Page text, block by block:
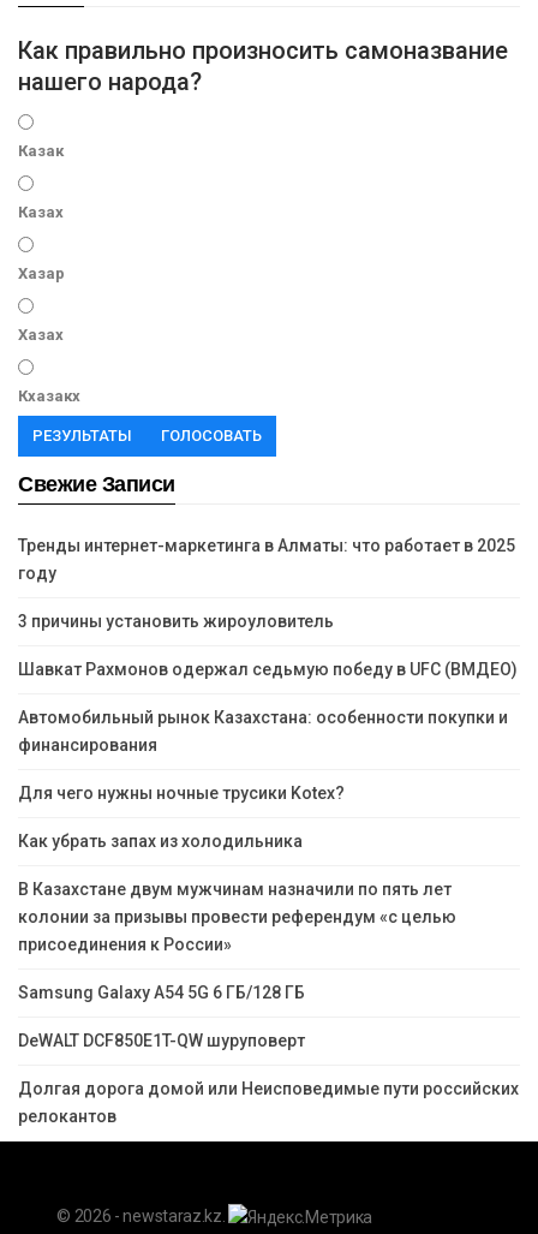
Как правильно произносить самоназвание
нашего народа?
Казак
Казах
Хазар
Хазах
Кхазакх
РЕЗУЛЬТАТЫ ГОЛОСОВАТЬ
Свежие Записи
Тренды интернет-маркетинга в Алматы: что работает в 2025
году
3 причины установить жироуловитель
Шавкат Рахмонов одержал седьмую победу в UFC (ВМДЕО)
Автомобильный рынок Казахстана: особенности покупки и
финансирования
Для чего нужны ночные трусики Kotex?
Как убрать запах из холодильника
В Казахстане двум мужчинам назначили по пять лет
колонии за призывы провести референдум «с целью
присоединения к России»
Samsung Galaxy A54 5G 6 ГБ/128 ГБ
DeWALT DCF850E1T-QW шуруповерт
Долгая дорога домой или Неисповедимые пути российских
релокантов
© 2026 - newstaraz.kz.